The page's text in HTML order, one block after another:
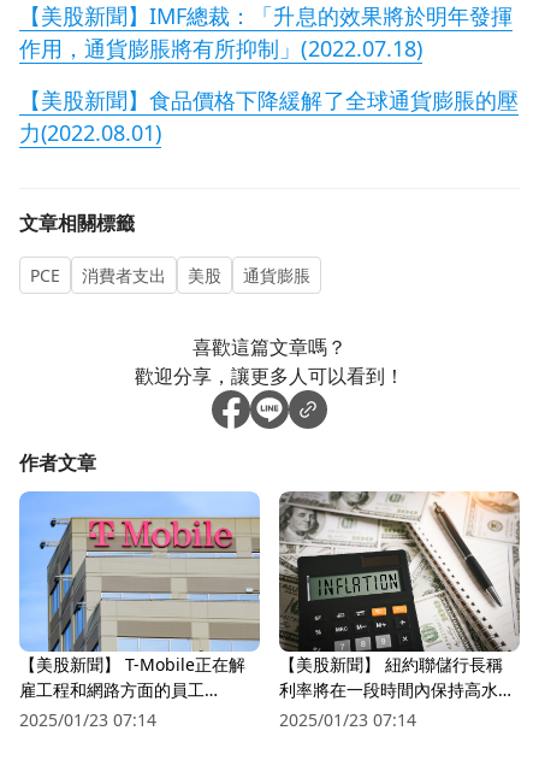
【美股新聞】IMF總裁：「升息的效果將於明年發揮
作用，通貨膨脹將有所抑制」(2022.07.18)
【美股新聞】食品價格下降緩解了全球通貨膨脹的壓
力(2022.08.01)
文章相關標籤
PCE 消費者支出 美股 通貨膨脹
喜歡這篇文章嗎？
歡迎分享，讓更多人可以看到！
作者文章
【美股新聞】 T-Mobile正在解
雇工程和網路方面的員工
(2022.09.01)
2025/01/23 07:14
【美股新聞】 紐約聯儲行長稱
利率將在一段時間內保持高水位
(2022.09.01)
2025/01/23 07:14